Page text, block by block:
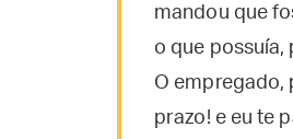
mandou que
o que possuía,
O empregado,
prazo! e eu te